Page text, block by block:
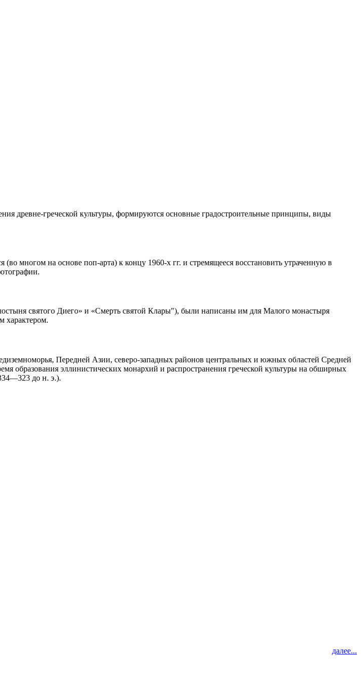
древне-греческой культуры, формируются основные градостроительные принципы, виды
многом на основе поп-арта) к концу 1960-х гг. и стремящееся восстановить утраченную в
святого Диего» и «Смерть святой Клары"), были написаны им для Малого монастыря
характером.
Передней Азии, северо-западных районов центральных и южных областей Средней
образования эллинистических монархий и распространения греческой культуры на обширных
до н. э.).
далее...